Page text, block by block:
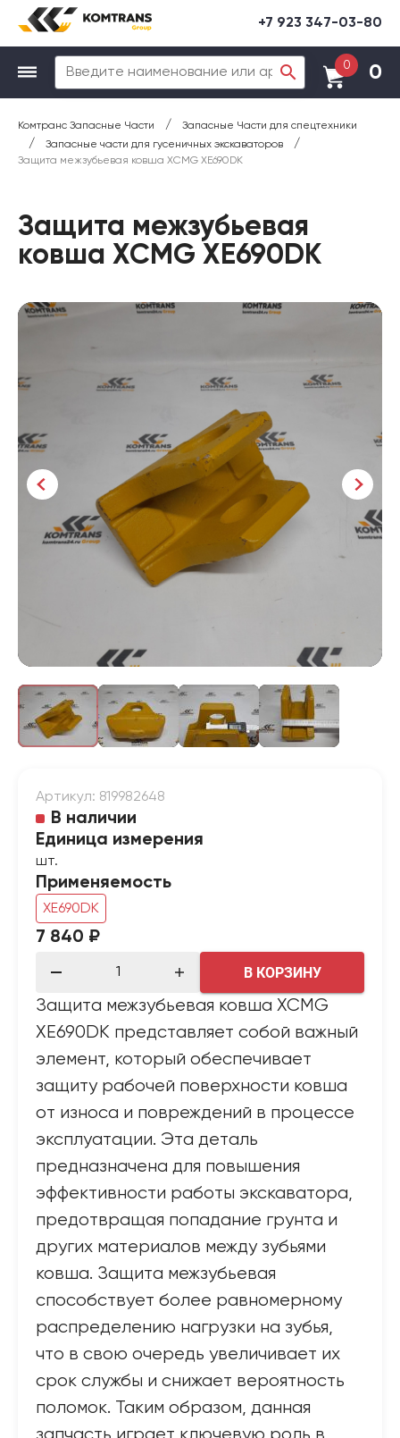
+7 923 347-03-80
0 0
Комтранс Запасные Части / Запасные Части для спецтехники
/ Запасные части для гусеничных экскаваторов /
Защита межзубьевая ковша XCMG XE690DK
Защита межзубьевая
ковша XCMG XE690DK
Артикул: 819982648
В наличии
Единица измерения
шт.
Применяемость
XE690DK
7 840 ₽
В КОРЗИНУ
Защита межзубьевая ковша XCMG
XE690DK представляет собой важный
элемент, который обеспечивает
защиту рабочей поверхности ковша
от износа и повреждений в процессе
эксплуатации. Эта деталь
предназначена для повышения
эффективности работы экскаватора,
предотвращая попадание грунта и
других материалов между зубьями
ковша. Защита межзубьевая
способствует более равномерному
распределению нагрузки на зубья,
что в свою очередь увеличивает их
срок службы и снижает вероятность
поломок. Таким образом, данная